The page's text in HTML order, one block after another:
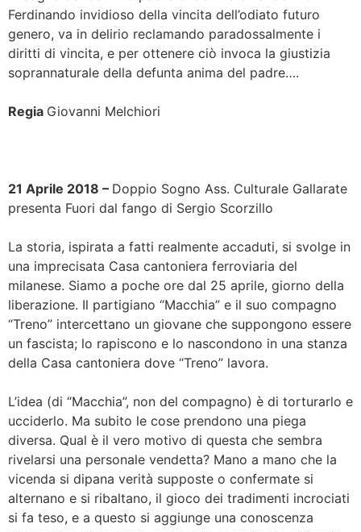
Ferdinando invidioso della vincita dell’odiato futuro
genero, va in delirio reclamando paradossalmente i
diritti di vincita, e per ottenere ciò invoca la giustizia
soprannaturale della defunta anima del padre….
Regia Giovanni Melchiori
21 Aprile 2018 – Doppio Sogno Ass. Culturale Gallarate
presenta Fuori dal fango di Sergio Scorzillo
La storia, ispirata a fatti realmente accaduti, si svolge in
una imprecisata Casa cantoniera ferroviaria del
milanese. Siamo a poche ore dal 25 aprile, giorno della
liberazione. Il partigiano “Macchia” e il suo compagno
“Treno” intercettano un giovane che suppongono essere
un fascista; lo rapiscono e lo nascondono in una stanza
della Casa cantoniera dove “Treno” lavora.
L’idea (di “Macchia”, non del compagno) è di torturarlo e
ucciderlo. Ma subito le cose prendono una piega
diversa. Qual è il vero motivo di questa che sembra
rivelarsi una personale vendetta? Mano a mano che la
vicenda si dipana verità supposte o confermate si
alternano e si ribaltano, il gioco dei tradimenti incrociati
si fa teso, e a questo si aggiunge una conoscenza